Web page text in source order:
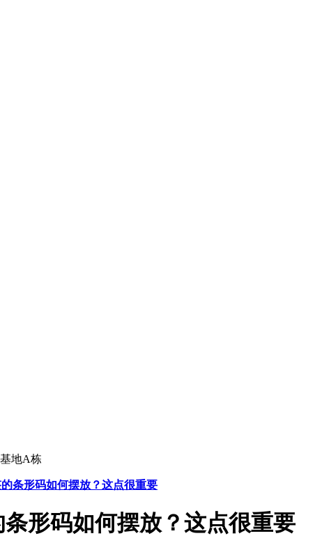
地A栋
条形码如何摆放？这点很重要
形码如何摆放？这点很重要